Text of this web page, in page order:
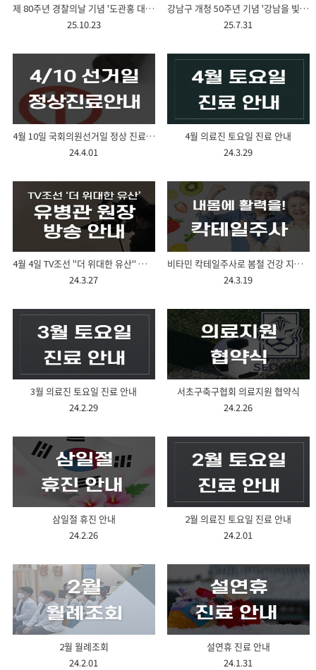
제 80주년 경찰의날 기념 '도관홍 대표원장' 감사장 수여식
25.10.23
강남구 개청 50주년 기념 '강남을 빛낸 50인 도관홍 대표원장' 위촉
25.7.31
4월 10일 국회의원선거일 정상 진료 안내
24.4.01
4월 의료진 토요일 진료 안내
24.3.29
4월 4일 TV조선 "더 위대한 유산" 내과센터 유병관원장 방송안내
24.3.27
비타민 칵테일주사로 봄철 건강 지키세요!
24.3.19
3월 의료진 토요일 진료 안내
24.2.29
서초구축구협회 의료지원 협약식
24.2.26
삼일절 휴진 안내
24.2.26
2월 의료진 토요일 진료 안내
24.2.01
2월 월례조회
24.2.01
설연휴 진료 안내
24.1.31